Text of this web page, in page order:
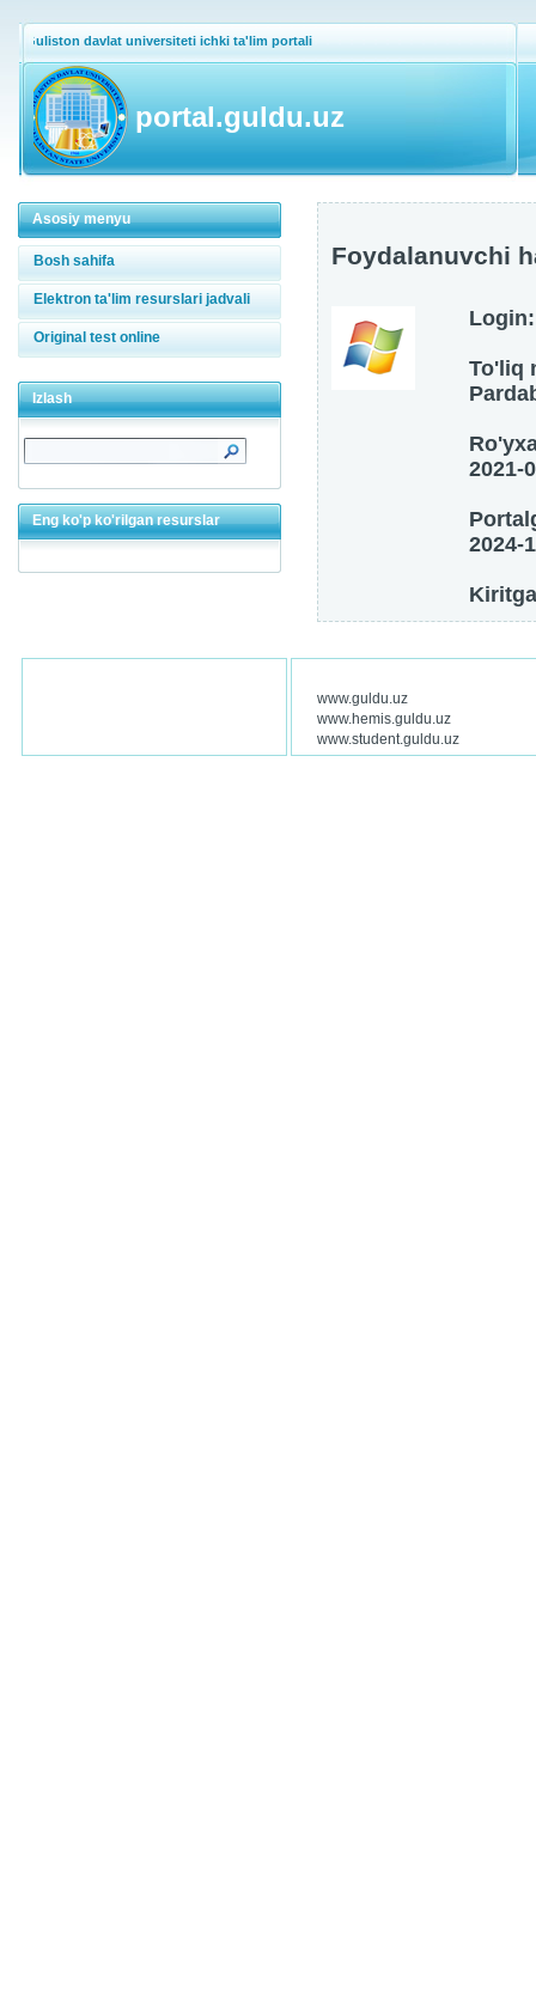
Guliston davlat universiteti ichki ta'lim portali
portal.guldu.uz
Asosiy menyu
Bosh sahifa
Elektron ta'lim resurslari jadvali
Original test online
Izlash
Eng ko'p ko'rilgan resurslar
Foydalanuvchi
To'liq
2021-
2024-
www.guldu.uz
www.hemis.guldu.uz
www.student.guldu.uz